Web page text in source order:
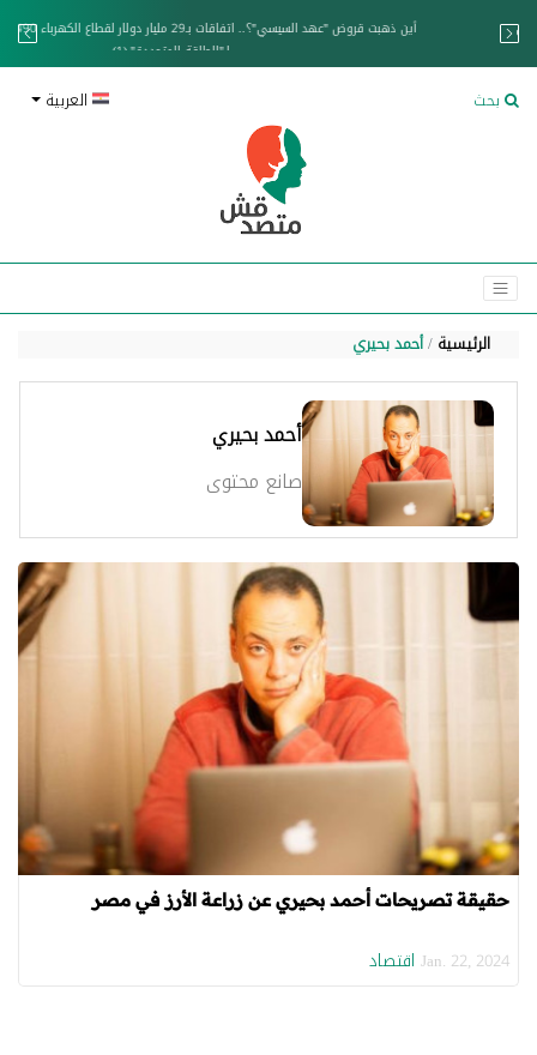
عائم.. "متصدقش" تتبع شبكة ناقلات وقود تخدم الحوثيين
بحث العربية
الرئيسية أحمد بحيري
أحمد بحيري
صانع محتوى
حقيقة تصريحات أحمد بحيري عن زراعة الأرز في مصر
Jan. 22, 2024 اقتصاد